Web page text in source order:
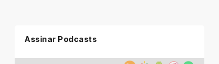
Assinar Podcasts